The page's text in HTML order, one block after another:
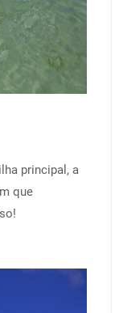
principal, a
que